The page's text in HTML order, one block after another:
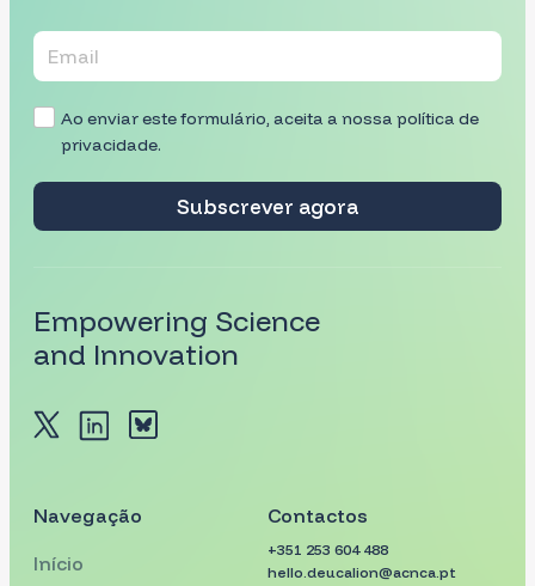
Ao enviar este formulário, aceita a nossa política de
privacidade.
Subscrever agora
Empowering Science
and Innovation
Navegação
Início
Contactos
+351 253 604 488
hello.deucalion@acnca.pt